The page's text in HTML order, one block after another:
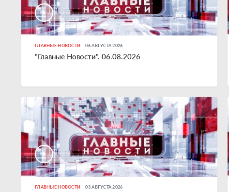
ГЛАВНЫЕ НОВОСТИ 06 АВГУСТА 2026
"Главные Новости". 06.08.2026
ГЛАВНЫЕ НОВОСТИ 03 АВГУСТА 2026